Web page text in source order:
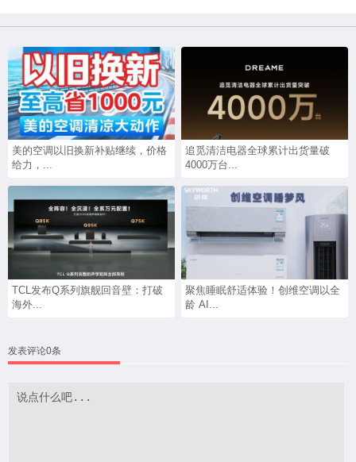
美的空调以旧换新补贴继续，价格
给力，...
追觅清洁电器全球累计出货量破
4000万台...
TCL发布Q系列旗舰回音壁：打破
海外...
聚焦睡眠舒适体验！创维空调以全
龄 AI...
发表评论0条